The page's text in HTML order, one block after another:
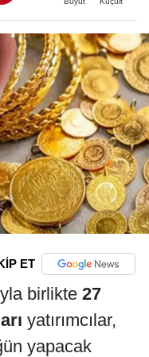
ET
birlikte 27
yatırımcılar,
yapacak